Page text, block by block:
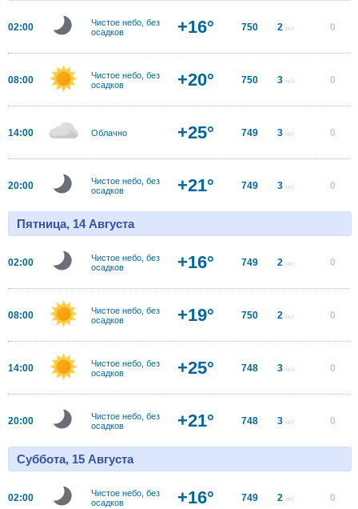
02:00
Чистое небо, без
осадков
+16° 750 2 м/с 0
08:00
Чистое небо, без
осадков
+20° 750 3 м/с 0
14:00 Облачно +25° 749 3 м/с 0
20:00
Чистое небо, без
осадков
+21° 749 3 м/с 0
Пятница, 14 Августа
02:00
Чистое небо, без
осадков
+16° 749 2 м/с 0
08:00
Чистое небо, без
осадков
+19° 750 2 м/с 0
14:00
Чистое небо, без
осадков
+25° 748 3 м/с 0
20:00
Чистое небо, без
осадков
+21° 748 3 м/с 0
Суббота, 15 Августа
02:00
Чистое небо, без
осадков
+16° 749 2 м/с 0